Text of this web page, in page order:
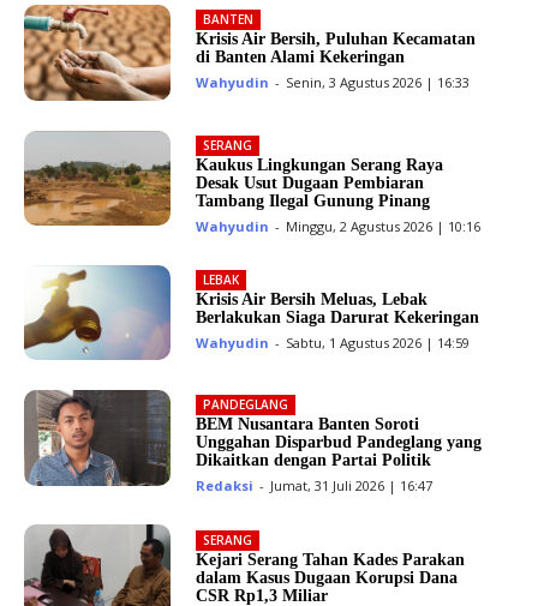
BANTEN
Krisis Air Bersih, Puluhan Kecamatan
di Banten Alami Kekeringan
Wahyudin - Senin, 3 Agustus 2026 | 16:33
SERANG
Kaukus Lingkungan Serang Raya
Desak Usut Dugaan Pembiaran
Tambang Ilegal Gunung Pinang
Wahyudin - Minggu, 2 Agustus 2026 | 10:16
LEBAK
Krisis Air Bersih Meluas, Lebak
Berlakukan Siaga Darurat Kekeringan
Wahyudin - Sabtu, 1 Agustus 2026 | 14:59
PANDEGLANG
BEM Nusantara Banten Soroti
Unggahan Disparbud Pandeglang yang
Dikaitkan dengan Partai Politik
Redaksi - Jumat, 31 Juli 2026 | 16:47
SERANG
Kejari Serang Tahan Kades Parakan
dalam Kasus Dugaan Korupsi Dana
CSR Rp1,3 Miliar